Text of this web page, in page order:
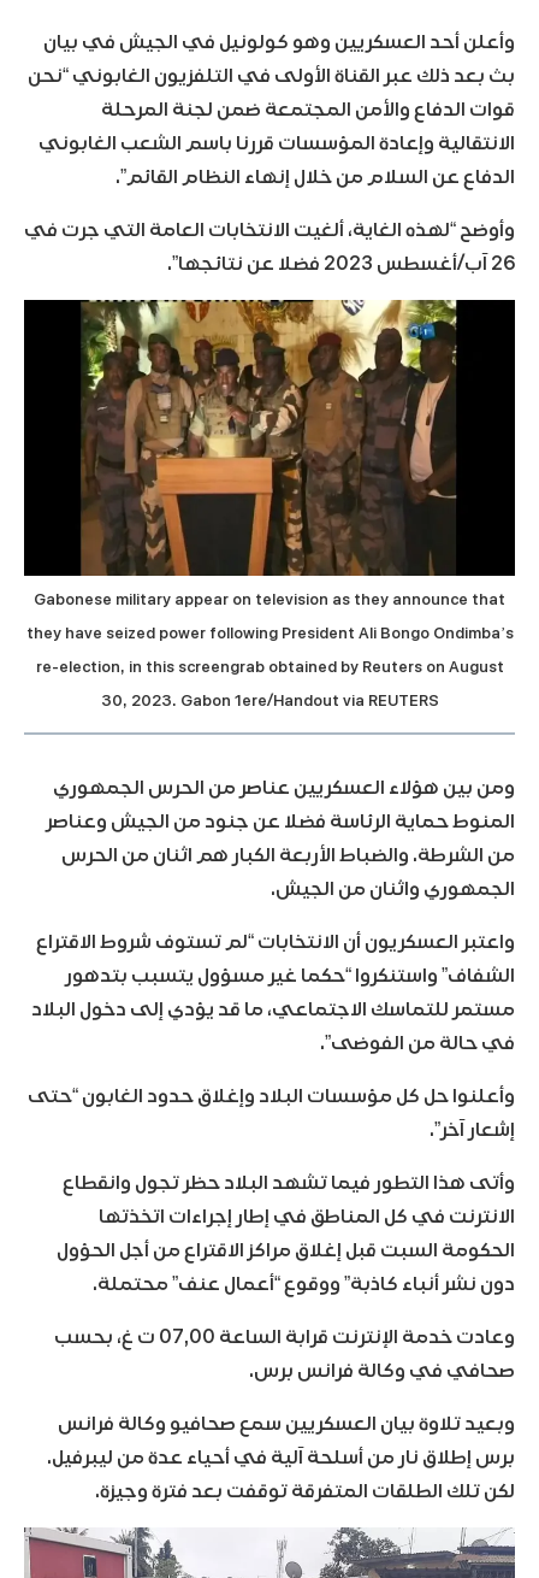
وأعلن أحد العسكريين وهو كولونيل في الجيش في بيان
بث بعد ذلك عبر القناة الأولى في التلفزيون الغابوني “نحن
قوات الدفاع والأمن المجتمعة ضمن لجنة المرحلة
الانتقالية وإعادة المؤسسات قررنا باسم الشعب الغابوني
الدفاع عن السلام من خلال إنهاء النظام القائم”.
وأوضح “لهذه الغاية، ألغيت الانتخابات العامة التي جرت في
26 آب/أغسطس 2023 فضلا عن نتائجها”.
Gabonese military appear on television as they announce that
they have seized power following President Ali Bongo Ondimba’s
re-election, in this screengrab obtained by Reuters on August
30, 2023. Gabon 1ere/Handout via REUTERS
ومن بين هؤلاء العسكريين عناصر من الحرس الجمهوري
المنوط حماية الرئاسة فضلا عن جنود من الجيش وعناصر
من الشرطة. والضباط الأربعة الكبار هم اثنان من الحرس
الجمهوري واثنان من الجيش.
واعتبر العسكريون أن الانتخابات “لم تستوف شروط الاقتراع
الشفاف” واستنكروا “حكما غير مسؤول يتسبب بتدهور
مستمر للتماسك الاجتماعي، ما قد يؤدي إلى دخول البلاد
في حالة من الفوضى”.
وأعلنوا حل كل مؤسسات البلاد وإغلاق حدود الغابون “حتى
إشعار آخر”.
وأتى هذا التطور فيما تشهد البلاد حظر تجول وانقطاع
الانترنت في كل المناطق في إطار إجراءات اتخذتها
الحكومة السبت قبل إغلاق مراكز الاقتراع من أجل الحؤول
دون نشر أنباء كاذبة” ووقوع “أعمال عنف” محتملة.
وعادت خدمة الإنترنت قرابة الساعة 07,00 ت غ، بحسب
صحافي في وكالة فرانس برس.
وبعيد تلاوة بيان العسكريين سمع صحافيو وكالة فرانس
برس إطلاق نار من أسلحة آلية في أحياء عدة من ليبرفيل.
لكن تلك الطلقات المتفرقة توقفت بعد فترة وجيزة.